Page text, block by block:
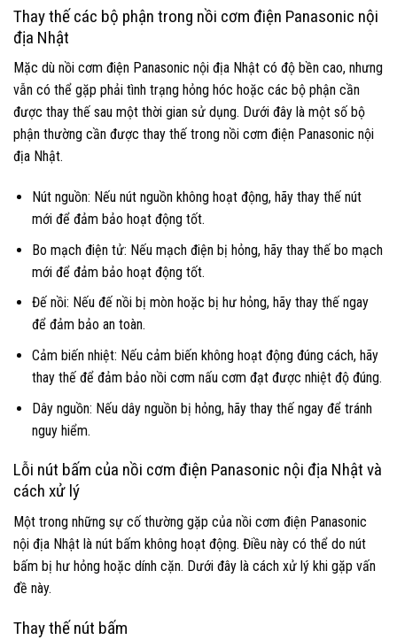
Thay thế các bộ phận trong nồi cơm điện Panasonic nội
địa Nhật
Mặc dù nồi cơm điện Panasonic nội địa Nhật có độ bền cao, nhưng
vẫn có thể gặp phải tình trạng hỏng hóc hoặc các bộ phận cần
được thay thế sau một thời gian sử dụng. Dưới đây là một số bộ
phận thường cần được thay thế trong nồi cơm điện Panasonic nội
địa Nhật.
Nút nguồn: Nếu nút nguồn không hoạt động, hãy thay thế nút
mới để đảm bảo hoạt động tốt.
Bo mạch điện tử: Nếu mạch điện bị hỏng, hãy thay thế bo mạch
mới để đảm bảo hoạt động tốt.
Đế nồi: Nếu đế nồi bị mòn hoặc bị hư hỏng, hãy thay thế ngay
để đảm bảo an toàn.
Cảm biến nhiệt: Nếu cảm biến không hoạt động đúng cách, hãy
thay thế để đảm bảo nồi cơm nấu cơm đạt được nhiệt độ đúng.
Dây nguồn: Nếu dây nguồn bị hỏng, hãy thay thế ngay để tránh
nguy hiểm.
Lỗi nút bấm của nồi cơm điện Panasonic nội địa Nhật và
cách xử lý
Một trong những sự cố thường gặp của nồi cơm điện Panasonic
nội địa Nhật là nút bấm không hoạt động. Điều này có thể do nút
bấm bị hư hỏng hoặc dính cặn. Dưới đây là cách xử lý khi gặp vấn
đề này.
Thay thế nút bấm